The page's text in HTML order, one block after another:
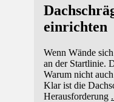
einrichten
Wenn Wände
an der Startlinie.
Warum nicht
Klar ist die
Herausforderung